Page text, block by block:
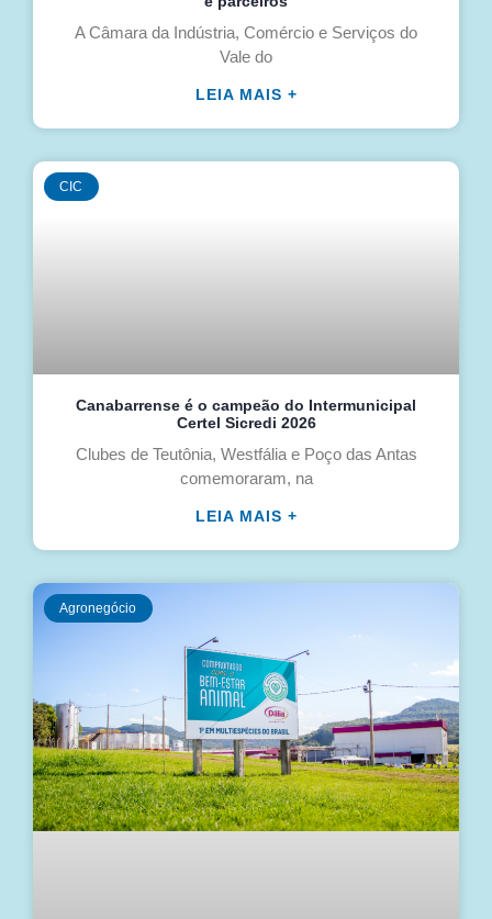
A Câmara da Indústria, Comércio e Serviços do
Vale do
LEIA MAIS +
CIC
Canabarrense é o campeão do Intermunicipal
Certel Sicredi 2026
Clubes de Teutônia, Westfália e Poço das Antas
comemoraram, na
LEIA MAIS +
Agronegócio